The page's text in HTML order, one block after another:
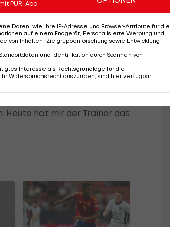
ersten Spielen auch sehr
ihn hat die Tendenz
kein Hexer. Schön, dass er
mit Kienast und Linz,
verletzt, in den
Heute hat mir der Trainer das
PUR-Abo
Daten, wie Ihre IP-Adresse und Browser-Attribute für die
auf einem Endgerät; Personalisierte Werbung und
von Inhalten, Zielgruppenforschung sowie Entwicklung
und Identifikation durch Scannen von
Interesse als Rechtsgrundlage für die
Widerspruchsrecht auszuüben, sind hier verfügbar: